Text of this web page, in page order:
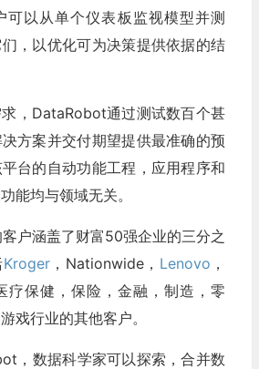
可以从单个仪表板监视模型并测
，以优化可为决策提供依据的结
，DataRobot通过测试数百个甚
方案并交付期望提供最准确的预
台的自动功能工程，应用程序和
能均与领域无关。
户涵盖了财富50强企业的三分之
Kroger，Nationwide， Lenovo ，
疗保健，保险，金融，制造，零
戏行业的其他客户。
，数据科学家可以探索，合并数